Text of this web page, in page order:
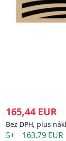
165,44 EUR
Bez DPH, plus
5+ 163.79 EUR